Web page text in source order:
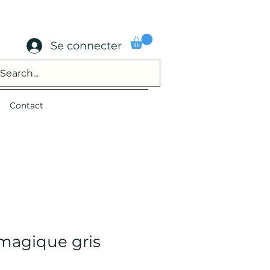
Se connecter
Contact
gris